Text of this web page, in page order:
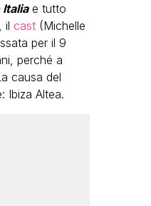
Italiae tutto
il cast(Michelle
per il 9
perché a
causa del
Ibiza Altea.
VIRAL